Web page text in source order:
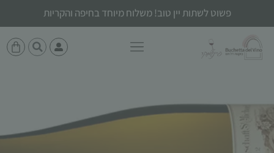
פשוט לשתות יין טוב! משלוח מיוחד בחיפה והקריות